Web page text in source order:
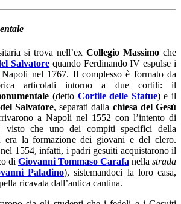
si trova nell’ex Collegio Massimo che
Salvatore quando Ferdinando IV espulse i
nel 1767. Il complesso è formato da
articolati intorno a due cortili: il
(detto Cortile delle Statue) e il
Salvatore, separati dalla chiesa del Gesù
a Napoli nel 1552 con l’intento di
visto che uno dei compiti specifici della
era la formazione dei giovani e del clero.
1554, infatti, i padri gesuiti acquistarono il
di Giovanni Tommaso Carafa nella strada
Paladino), sistemandoci la loro casa,
ricavata dall’antica cantina.